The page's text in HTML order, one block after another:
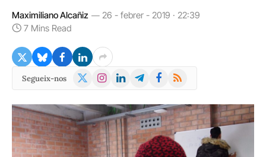
Maximiliano Alcañiz
26 - febrer - 2019 · 22:39
7 Mins Read
Segueix-nos
X
Instagram
LinkedInTelegramFacebook
RSS